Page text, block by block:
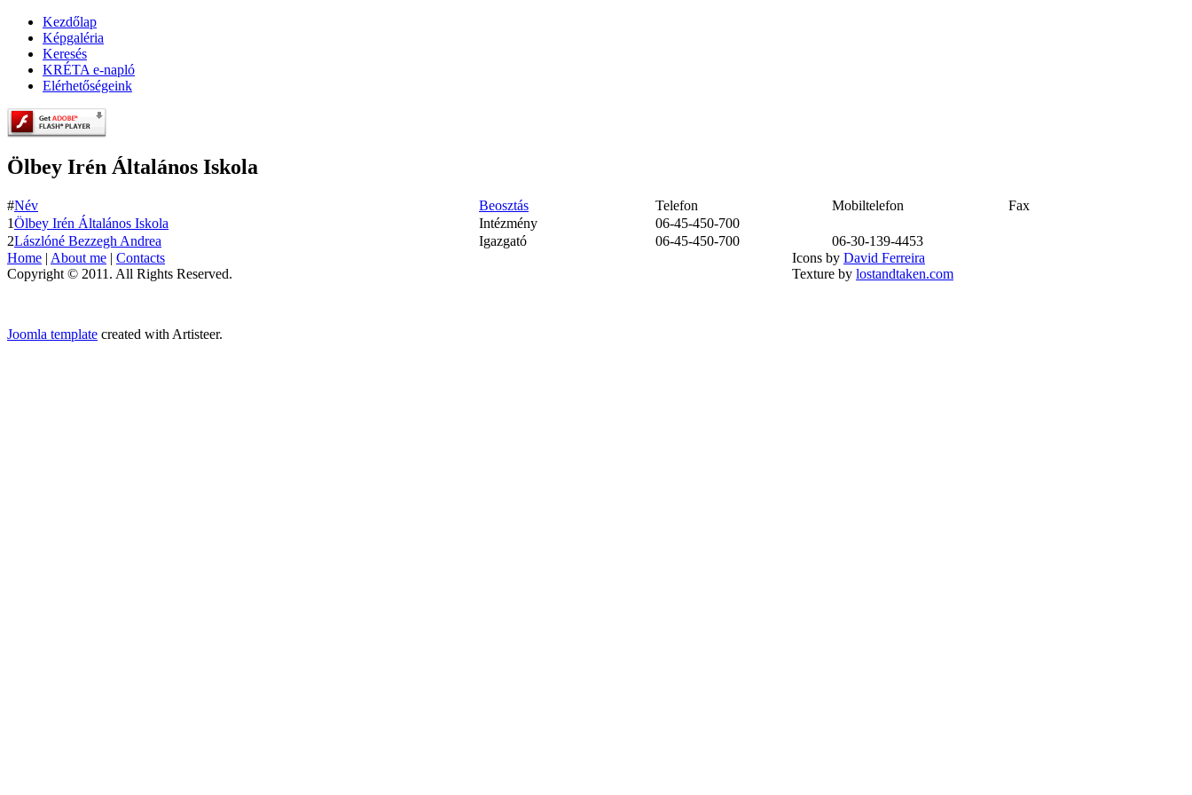
Kezdőlap
Képgaléria
Keresés
KRÉTA e-napló
Elérhetőségeink
Ölbey Irén Általános Iskola
#Név Beosztás Telefon Mobiltelefon
Fax
1Ölbey Irén Általános Iskola Intézmény
06-45-450-700
2Lászlóné Bezzegh Andrea Igazgató 06-45-450-700
06-30-139-4453
Home | About me | Contacts
Copyright © 2011. All Rights Reserved.
Icons by David Ferreira
Texture by lostandtaken.com
Joomla template created with Artisteer.